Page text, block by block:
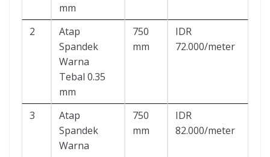
mm
2
Atap
Spandek
Warna
Tebal 0.35
mm
750
mm
IDR
72.000/meter
3
Atap
Spandek
Warna
750
mm
IDR
82.000/meter